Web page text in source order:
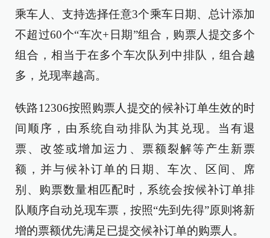
乘车人、支持选择任意3个乘车日期、总计添加
不超过60个“车次+日期”组合，购票人提交多个
组合，相当于在多个车次队列中排队，组合越
多，兑现率越高。
铁路12306按照购票人提交的候补订单生效的时
间顺序，由系统自动排队为其兑现。当有退
票、改签或增加运力、票额裂解等产生新票
额，并与候补订单的日期、车次、区间、席
别、购票数量相匹配时，系统会按候补订单排
队顺序自动兑现车票，按照“先到先得”原则将新
增的票额优先满足已提交候补订单的购票人。